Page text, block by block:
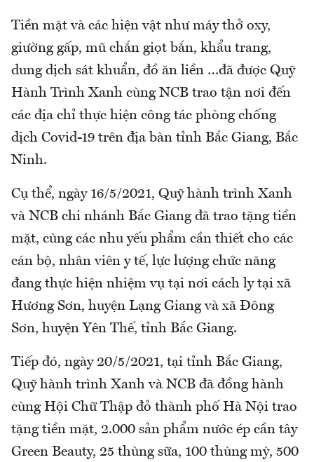
Tiền mặt và các hiện vật như máy thở oxy,
giường gấp, mũ chắn giọt bắn, khẩu trang,
dung dịch sát khuẩn, đồ ăn liền …đã được Quỹ
Hành Trình Xanh cùng NCB trao tận nơi đến
các địa chỉ thực hiện công tác phòng chống
dịch Covid-19 trên địa bàn tỉnh Bắc Giang, Bắc
Ninh.
Cụ thể, ngày 16/5/2021, Quỹ hành trình Xanh
và NCB chi nhánh Bắc Giang đã trao tặng tiền
mặt, cùng các nhu yếu phẩm cần thiết cho các
cán bộ, nhân viên y tế, lực lượng chức năng
đang thực hiện nhiệm vụ tại nơi cách ly tại xã
Hương Sơn, huyện Lạng Giang và xã Đông
Sơn, huyện Yên Thế, tỉnh Bắc Giang.
Tiếp đó, ngày 20/5/2021, tại tỉnh Bắc Giang,
Quỹ hành trình Xanh và NCB đã đồng hành
cùng Hội Chữ Thập đỏ thành phố Hà Nội trao
tặng tiền mặt, 2.000 sản phẩm nước ép cần tây
Green Beauty, 25 thùng sữa, 100 thùng mỳ, 500